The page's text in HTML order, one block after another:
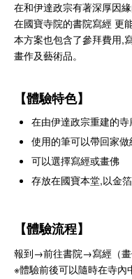
在和伊達政宗有著深厚因
在國寶寺院的書院寫經 更
本方案也包含了參拜費用,
畫作及藝術品。
【體驗特色】
在由伊達政宗重建的寺
使用的筆可以帶回家做
可以選擇寫經或畫佛
存放在國寶本堂,以金
【體驗流程】
報到→前往書院→寫經（
※體驗前後可以隨時在寺內